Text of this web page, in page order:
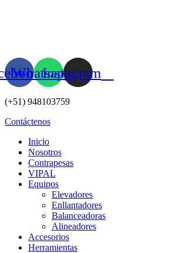
WhatsappInstagram
(+51) 948103759
Contáctenos
Inicio
Nosotros
Contrapesas
VIPAL
Equipos
Elevadores
Enllantadores
Balanceadoras
Alineadores
Accesorios
Herramientas